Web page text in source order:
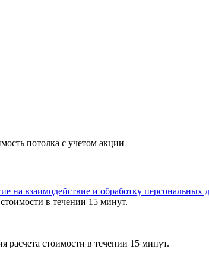
потолка с учетом акции
на взаимодействие и обработку персональных
в течении 15 минут.
расчета стоимости в течении 15 минут.